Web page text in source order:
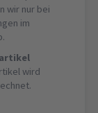
wir nur bei
im
wird